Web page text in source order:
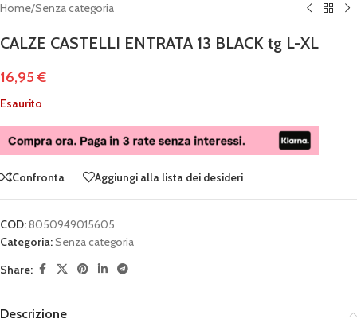
Home/Senza categoria
CALZE CASTELLI ENTRATA 13 BLACK tg L-XL
16,95€
Esaurito
Confronta Aggiungi alla lista dei desideri
COD:8050949015605
Categoria:Senza categoria
Share:
Descrizione